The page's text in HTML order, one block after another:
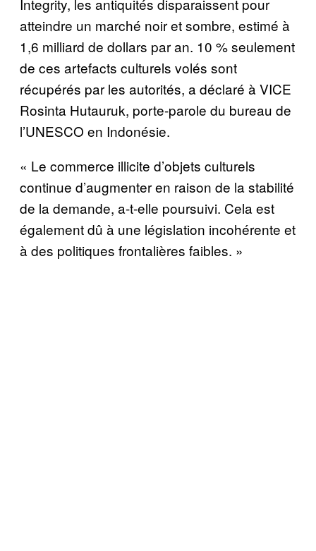
Integrity, les antiquités disparaissent pour
atteindre un marché noir et sombre, estimé à
1,6 milliard de dollars par an. 10 % seulement
de ces artefacts culturels volés sont
récupérés par les autorités, a déclaré à VICE
Rosinta Hutauruk, porte-parole du bureau de
l’UNESCO en Indonésie.
« Le commerce illicite d’objets culturels
continue d’augmenter en raison de la stabilité
de la demande, a-t-elle poursuivi. Cela est
également dû à une législation incohérente et
à des politiques frontalières faibles. »